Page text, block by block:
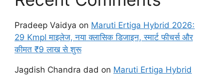
Pradeep Vaidya on Maruti Ertiga Hybrid 2026:
29 Kmpl माइलेज, नया क्लासिक डिजाइन, स्मार्ट फीचर्स और
कीमत ₹9 लाख से शुरू
Jagdish Chandra dad on Maruti Ertiga Hybrid